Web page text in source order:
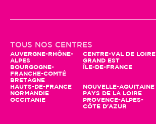
TOUS NOS CENTRES
AUVERGNE-RHÔNE-
ALPES
BOURGOGNE-
FRANCHE-COMTÉ
BRETAGNE
CENTRE-VAL DE LOIRE
GRAND EST
ÎLE-DE-FRANCE
HAUTS-DE-FRANCE
NORMANDIE
OCCITANIE
NOUVELLE-AQUITAINE
PAYS DE LA LOIRE
PROVENCE-ALPES-
CÔTE D'AZUR